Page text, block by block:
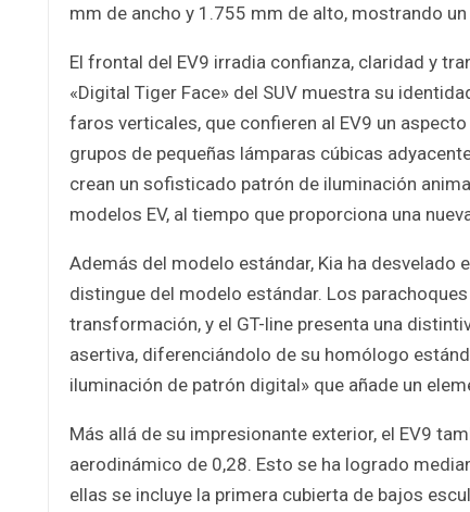
mm de ancho y 1.755 mm de alto, mostrando
El frontal del EV9 irradia confianza, claridad y
«Digital Tiger Face» del SUV muestra su
faros verticales, que confieren al EV9 un
grupos de pequeñas lámparas cúbicas
crean un sofisticado patrón de iluminación
modelos EV, al tiempo que proporciona una
Además del modelo estándar, Kia ha desvelado
distingue del modelo estándar. Los
transformación, y el GT-line presenta una
asertiva, diferenciándolo de su homólogo
iluminación de patrón digital» que añade un
Más allá de su impresionante exterior, el EV9
aerodinámico de 0,28. Esto se ha logrado
ellas se incluye la primera cubierta de bajos